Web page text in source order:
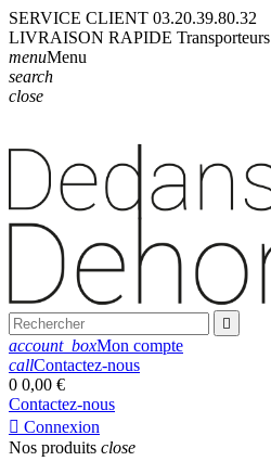
SERVICE CLIENT 03.20.39.80.32
LIVRAISON RAPIDE Transporteurs
menuMenu
search
close

account_boxMon compte
callContactez-nous
0 0,00 €
Contactez-nous
 Connexion
Nos produits close